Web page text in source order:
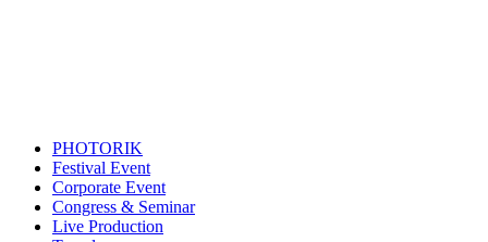
PHOTORIK
Festival Event
Corporate Event
Congress & Seminar
Live Production